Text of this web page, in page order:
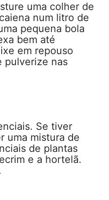
uma colher de
num litro de
pequena bola
bem até
em repouso
pulverize nas
Se tiver
uma mistura de
de plantas
e a hortelã.